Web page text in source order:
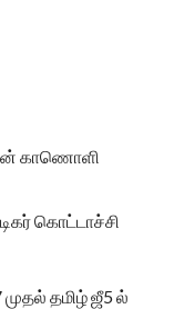
காணொளி
கொட்டாச்சி
தமிழ் ஜீ5 ல்